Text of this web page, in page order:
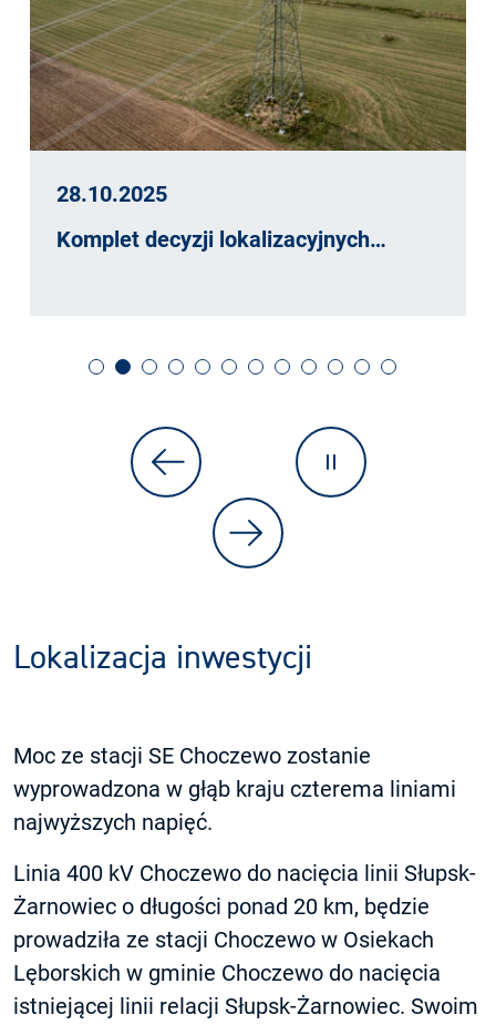
28.10.2025
Komplet decyzji lokalizacyjnych…
Lokalizacja inwestycji
Moc ze stacji SE Choczewo zostanie
wyprowadzona w głąb kraju czterema liniami
najwyższych napięć.
Linia 400 kV Choczewo do nacięcia linii Słupsk-
Żarnowiec o długości ponad 20 km, będzie
prowadziła ze stacji Choczewo w Osiekach
Lęborskich w gminie Choczewo do nacięcia
istniejącej linii relacji Słupsk-Żarnowiec. Swoim